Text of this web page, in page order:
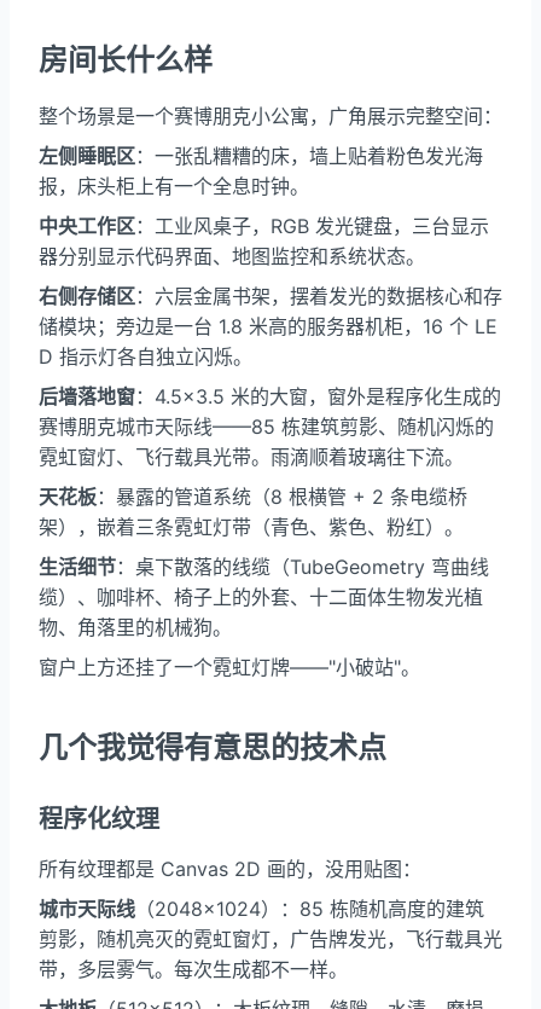
房间长什么样
整个场景是一个赛博朋克小公寓，广角展示完整空间：
左侧睡眠区：一张乱糟糟的床，墙上贴着粉色发光海
报，床头柜上有一个全息时钟。
中央工作区：工业风桌子，RGB 发光键盘，三台显示
器分别显示代码界面、地图监控和系统状态。
右侧存储区：六层金属书架，摆着发光的数据核心和存
储模块；旁边是一台 1.8 米高的服务器机柜，16 个 LE
D 指示灯各自独立闪烁。
后墙落地窗：4.5×3.5 米的大窗，窗外是程序化生成的
赛博朋克城市天际线——85 栋建筑剪影、随机闪烁的
霓虹窗灯、飞行载具光带。雨滴顺着玻璃往下流。
天花板：暴露的管道系统（8 根横管 + 2 条电缆桥
架），嵌着三条霓虹灯带（青色、紫色、粉红）。
生活细节：桌下散落的线缆（TubeGeometry 弯曲线
缆）、咖啡杯、椅子上的外套、十二面体生物发光植
物、角落里的机械狗。
窗户上方还挂了一个霓虹灯牌——"小破站"。
几个我觉得有意思的技术点
程序化纹理
所有纹理都是 Canvas 2D 画的，没用贴图：
城市天际线 （2048×1024）：85 栋随机高度的建筑
剪影，随机亮灭的霓虹窗灯，广告牌发光，飞行载具光
带，多层雾气。每次生成都不一样。